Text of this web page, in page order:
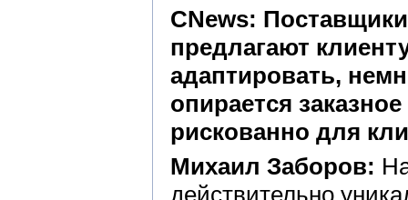
CNews:
предлагают
адаптировать,
опирается
рискованно для
Михаил Заборов:
действительно